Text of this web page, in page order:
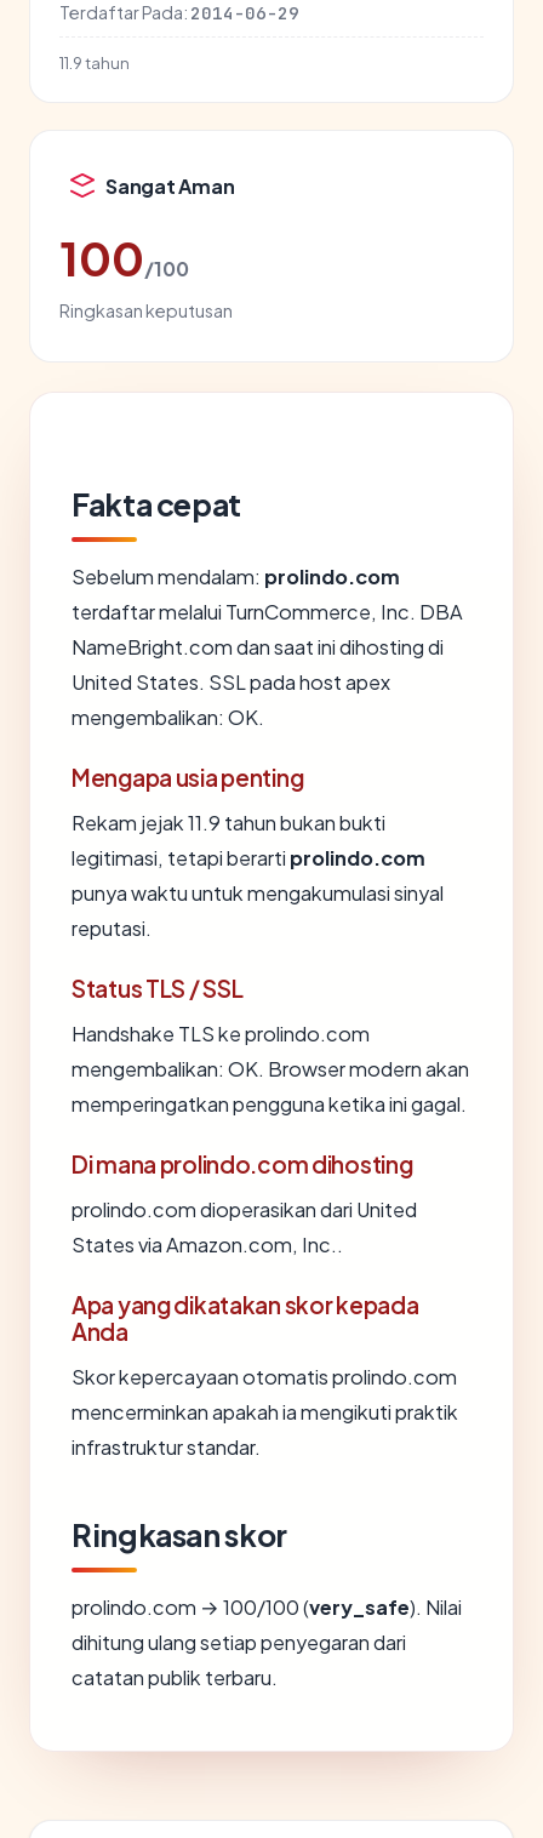
Terdaftar Pada: 2014-06-29
11.9 tahun
Sangat Aman
100/100
Ringkasan keputusan
Fakta cepat
Sebelum mendalam: prolindo.com
terdaftar melalui TurnCommerce, Inc. DBA
NameBright.com dan saat ini dihosting di
United States. SSL pada host apex
mengembalikan: OK.
Mengapa usia penting
Rekam jejak 11.9 tahun bukan bukti
legitimasi, tetapi berarti prolindo.com
punya waktu untuk mengakumulasi sinyal
reputasi.
Status TLS / SSL
Handshake TLS ke prolindo.com
mengembalikan: OK. Browser modern akan
memperingatkan pengguna ketika ini gagal.
Di mana prolindo.com dihosting
prolindo.com dioperasikan dari United
States via Amazon.com, Inc..
Apa yang dikatakan skor kepada
Anda
Skor kepercayaan otomatis prolindo.com
mencerminkan apakah ia mengikuti praktik
infrastruktur standar.
Ringkasan skor
prolindo.com → 100/100 (very_safe). Nilai
dihitung ulang setiap penyegaran dari
catatan publik terbaru.